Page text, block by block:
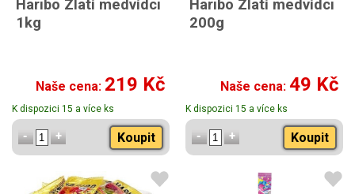
Haribo Zlatí medvídci
1kg
Naše cena: 219 Kč
K dispozici 15 a více ks
Koupit
Haribo Zlatí medvídci
200g
Naše cena: 49 Kč
K dispozici 15 a více ks
Koupit